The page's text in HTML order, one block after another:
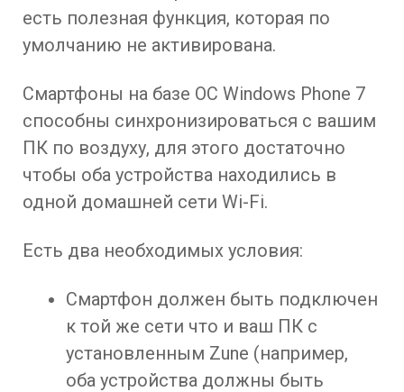
есть полезная функция, которая по
умолчанию не активирована.
Смартфоны на базе ОС Windows Phone 7
способны синхронизироваться с вашим
ПК по воздуху, для этого достаточно
чтобы оба устройства находились в
одной домашней сети Wi-Fi.
Есть два необходимых условия:
Смартфон должен быть подключен
к той же сети что и ваш ПК с
установленным Zune (например,
оба устройства должны быть